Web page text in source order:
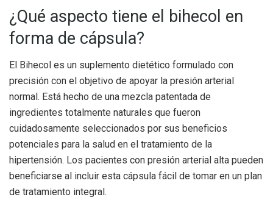
¿Qué aspecto tiene el bihecol en
forma de cápsula?
El Bihecol es un suplemento dietético formulado con
precisión con el objetivo de apoyar la presión arterial
normal. Está hecho de una mezcla patentada de
ingredientes totalmente naturales que fueron
cuidadosamente seleccionados por sus beneficios
potenciales para la salud en el tratamiento de la
hipertensión. Los pacientes con presión arterial alta pueden
beneficiarse al incluir esta cápsula fácil de tomar en un plan
de tratamiento integral.